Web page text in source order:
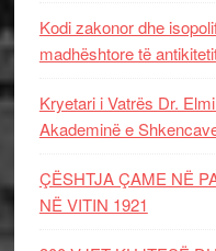
Kodi zakonor dhe
madhështore të
Kryetari i Vatrës Dr.
Akademinë e
ÇËSHTJA ÇAME NË
NË VITIN 1921